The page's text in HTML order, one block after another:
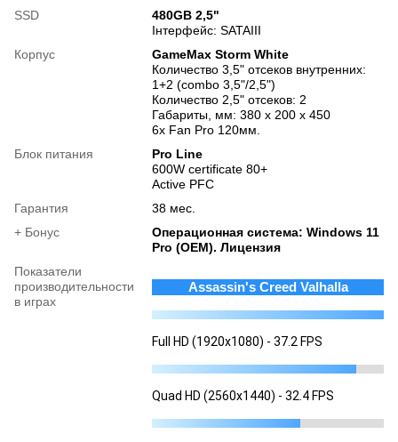
SSD
480GB 2,5"
Інтерфейс: SATAIII
Корпус
GameMax Storm White
Количество 3,5" отсеков внутренних:
1+2 (сombo 3,5"/2,5")
Количество 2,5" отсеков: 2
Габариты, мм: 380 x 200 x 450
6х Fan Pro 120мм.
Блок питания
Pro Line
600W certificate 80+
Active PFC
Гарантия
38 мес.
+ Бонус
Операционная система: Windows 11
Pro (OEM). Лицензия
Показатели
производительности
в играх
Assassin's Creed Valhalla
Full HD (1920x1080) - 37.2 FPS
Quad HD (2560x1440) - 32.4 FPS